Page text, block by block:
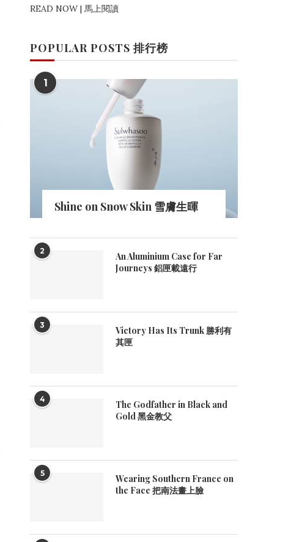
READ NOW | 馬上閱讀
POPULAR POSTS 排行榜
1
Shine on Snow Skin 雪膚生暉
2
An Aluminium Case for Far
Journeys 鋁匣載遠行
3
Victory Has Its Trunk 勝利有
其匣
4
The Godfather in Black and
Gold 黑金教父
5
Wearing Southern France on
the Face 把南法畫上臉